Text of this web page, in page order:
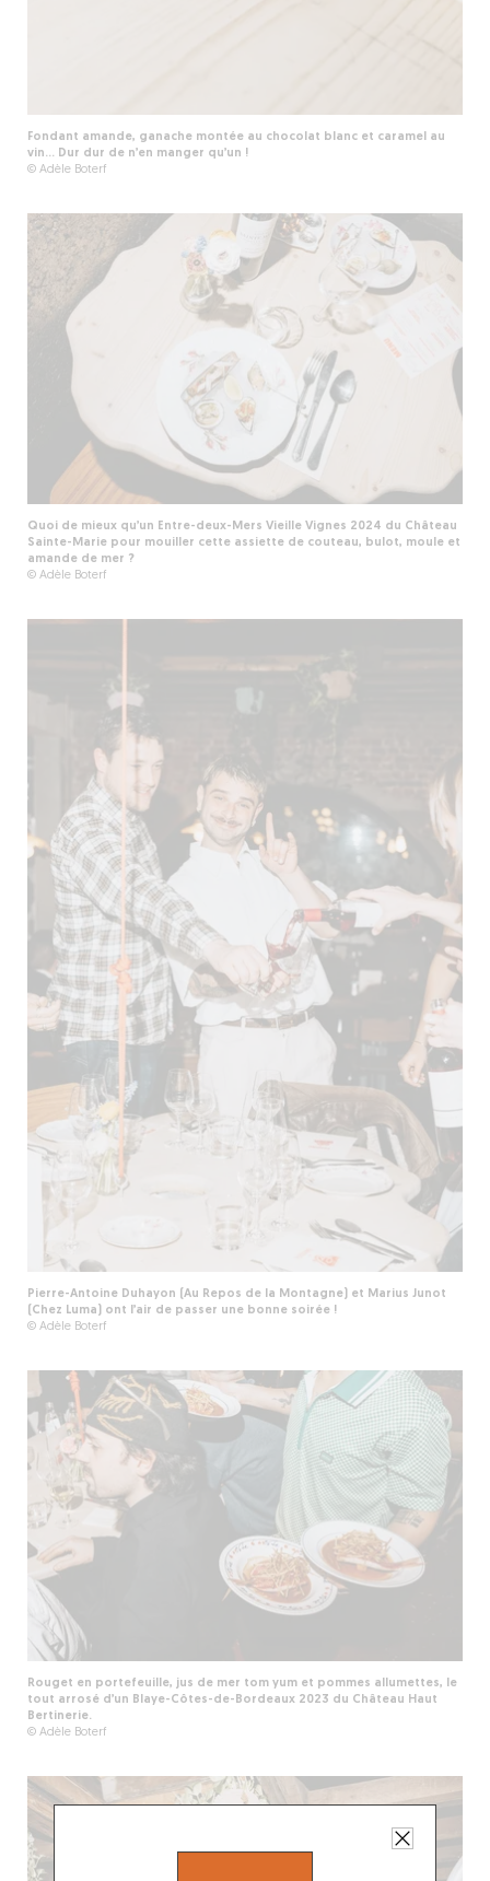
Fondant amande, ganache montée au chocolat blanc et caramel au
vin... Dur dur de n’en manger qu’un !
© Adèle Boterf
Quoi de mieux qu’un Entre-deux-Mers Vieille Vignes 2024 du Château
Sainte-Marie pour mouiller cette assiette de couteau, bulot, moule et
amande de mer ?
© Adèle Boterf
Pierre-Antoine Duhayon (Au Repos de la Montagne) et Marius Junot
(Chez Luma) ont l’air de passer une bonne soirée !
© Adèle Boterf
Rouget en portefeuille, jus de mer tom yum et pommes allumettes, le
tout arrosé d’un Blaye-Côtes-de-Bordeaux 2023 du Château Haut
Bertinerie.
© Adèle Boterf